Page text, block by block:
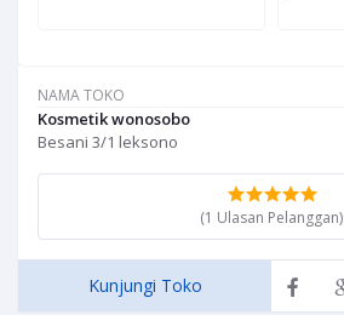
NAMA TOKO
Kosmetik wonosobo
Besani 3/1 leksono
(1 Ulasan Pelanggan)
Kunjungi Toko